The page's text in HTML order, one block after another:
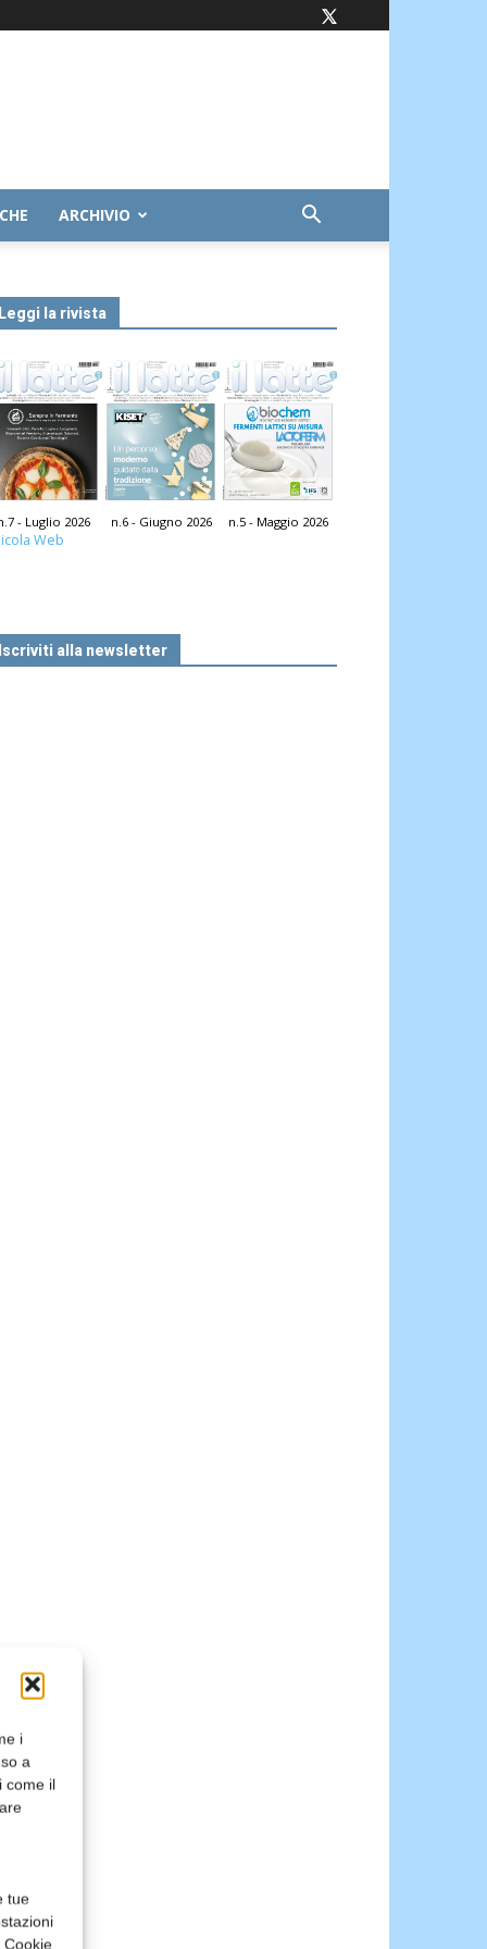
i
a
come il
tue
ARCHIVIO
la rivista
- Luglio 2026 n.6 - Giugno 2026 n.5 - Maggio 2026
Web
alla newsletter